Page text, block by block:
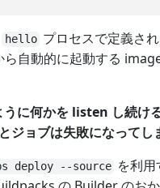
hello プロセスで定義さ
自動的に起動する
うに何かを listen し続け
ジョブは失敗になってし
deploy --source を利用